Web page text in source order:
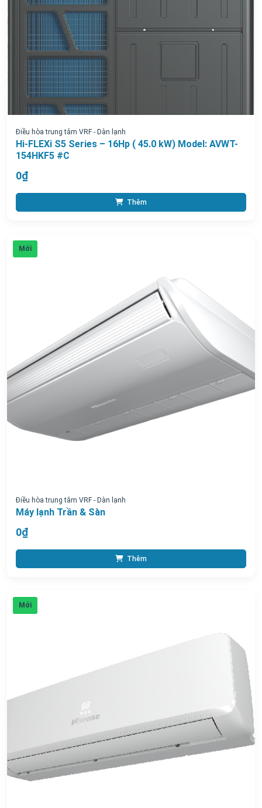
Điều hòa trung tâm VRF - Dàn lạnh
Hi-FLEXi S5 Series – 16Hp ( 45.0 kW) Model: AVWT-
154HKF5 #C
0₫
Thêm
Mới
Điều hòa trung tâm VRF - Dàn lạnh
Máy lạnh Trần & Sàn
0₫
Thêm
Mới